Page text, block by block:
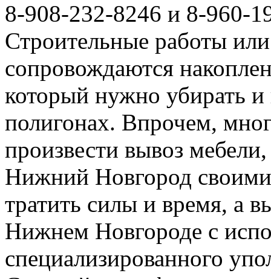
8-908-232-8246 и 8-960-
Строительные работы
сопровождаются
который нужно убирать
полигонах. Впрочем,
произвести вывоз
Нижний Новгород
тратить силы и время, а
Нижнем Новгороде с
специализированного